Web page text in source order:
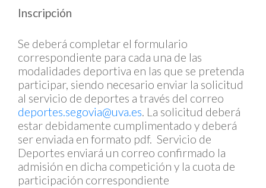
Inscripción
Se deberá completar el formulario
correspondiente para cada una de las
modalidades deportiva en las que se pretenda
participar, siendo necesario enviar la solicitud
al servicio de deportes a través del correo
deportes.segovia@uva.es. La solicitud deberá
estar debidamente cumplimentado y deberá
ser enviada en formato pdf. Servicio de
Deportes enviará un correo confirmado la
admisión en dicha competición y la cuota de
participación correspondiente